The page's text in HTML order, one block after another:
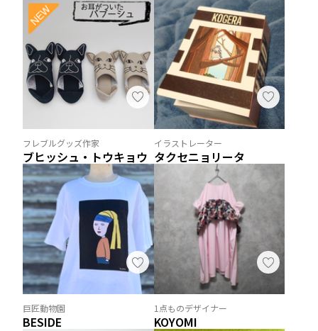
フレブルグッズ作家
ブヒッシュ・トウキョウ
イラストレーター
タクセニョリータ
巨匠動物園
BESIDE
1点ものデザイナー
KOYOMI